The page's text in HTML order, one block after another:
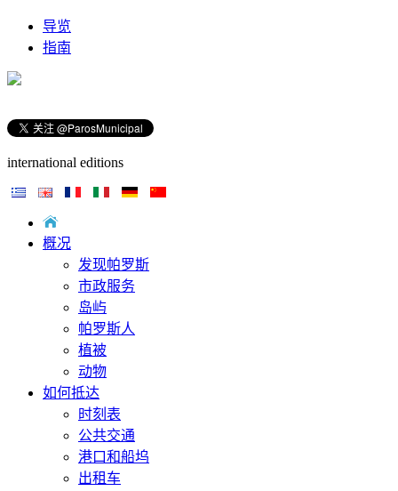
导览
指南
international editions
概况
发现帕罗斯
市政服务
岛屿
帕罗斯人
植被
动物
如何抵达
时刻表
公共交通
港口和船坞
出租车